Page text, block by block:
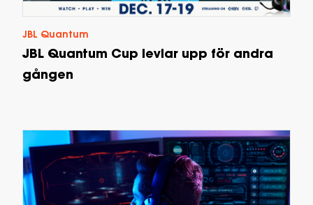
JBL Quantum
JBL Quantum Cup levlar upp för andra
gången